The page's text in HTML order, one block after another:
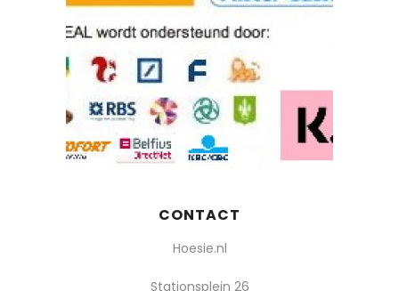
CONTACT
Hoesie.nl
Stationsplein 26